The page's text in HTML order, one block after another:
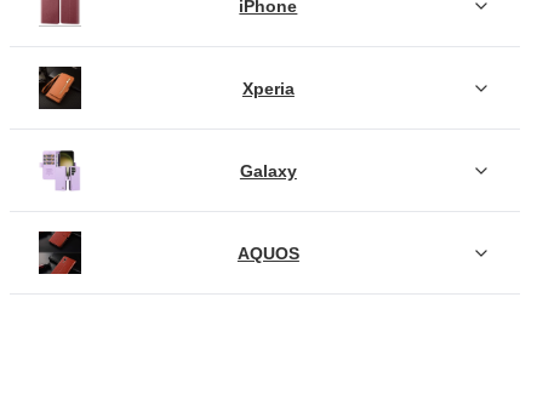
iPhone
Xperia
Galaxy
AQUOS